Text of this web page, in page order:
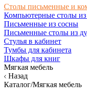
Столы письменные и
Компьютерные столы из
Письменные из сосны
Письменные столы из
Стулья в кабинет
Тумбы для кабинета
Шкафы для книг
Мягкая мебель
Назад
Каталог/Мягкая мебель